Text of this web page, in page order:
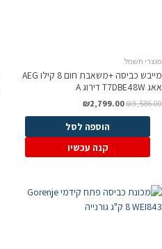
מוצרי חשמל
מייבש כביסה +משאבת חום 8 קילו AEG
אאג T7DBE48W דירוג A
₪3,586.00
₪2,799.00
הוספה לסל
קנה עכשיו